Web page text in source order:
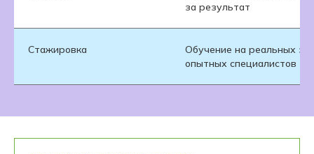
за результат
Стажировка
Обучение на реальных
опытных специалистов